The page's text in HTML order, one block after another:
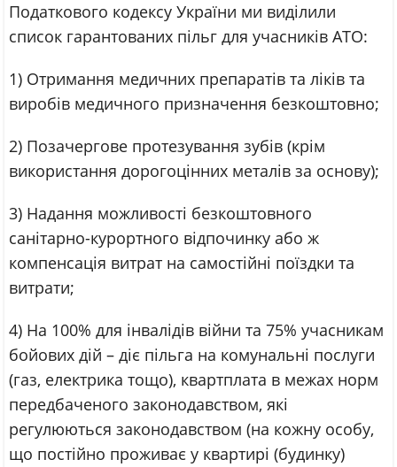
Податкового кодексу України ми виділили
список гарантованих пільг для учасників АТО:
1) Отримання медичних препаратів та ліків та
виробів медичного призначення безкоштовно;
2) Позачергове протезування зубів (крім
використання дорогоцінних металів за основу);
3) Надання можливості безкоштовного
санітарно-курортного відпочинку або ж
компенсація витрат на самостійні поїздки та
витрати;
4) На 100% для інвалідів війни та 75% учасникам
бойових дій – діє пільга на комунальні послуги
(газ, електрика тощо), квартплата в межах норм
передбаченого законодавством, які
регулюються законодавством (на кожну особу,
що постійно проживає у квартирі (будинку)